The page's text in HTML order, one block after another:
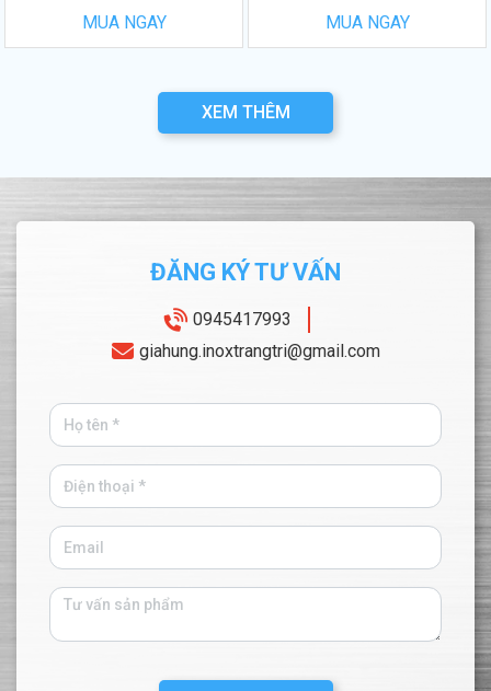
MUA NGAY MUA NGAY
XEM THÊM
ĐĂNG KÝ TƯ VẤN
0945417993
giahung.inoxtrangtri@gmail.com